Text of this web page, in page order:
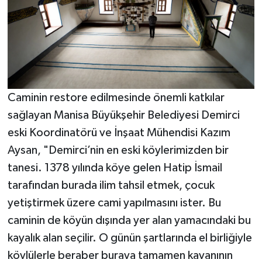
Caminin restore edilmesinde önemli katkılar
sağlayan Manisa Büyükşehir Belediyesi Demirci
eski Koordinatörü ve İnşaat Mühendisi Kazım
Aysan, "Demirci’nin en eski köylerimizden bir
tanesi. 1378 yılında köye gelen Hatip İsmail
tarafından burada ilim tahsil etmek, çocuk
yetiştirmek üzere cami yapılmasını ister. Bu
caminin de köyün dışında yer alan yamacındaki bu
kayalık alan seçilir. O günün şartlarında el birliğiyle
köylülerle beraber buraya tamamen kayanının